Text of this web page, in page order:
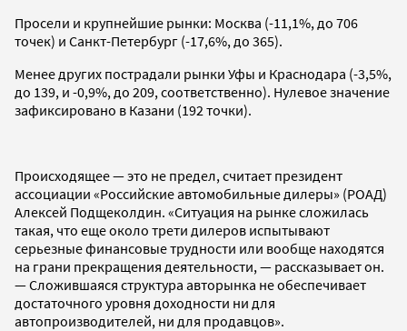
Просели и крупнейшие рынки: Москва (-11,1%, до 706
точек) и Санкт-Петербург (-17,6%, до 365).
Менее других пострадали рынки Уфы и Краснодара (-3,5%,
до 139, и -0,9%, до 209, соответственно). Нулевое значение
зафиксировано в Казани (192 точки).
Происходящее — это не предел, считает президент
ассоциации «Российские автомобильные дилеры» (РОАД)
Алексей Подщеколдин. «Ситуация на рынке сложилась
такая, что еще около трети дилеров испытывают
серьезные финансовые трудности или вообще находятся
на грани прекращения деятельности, — рассказывает он.
— Сложившаяся структура авторынка не обеспечивает
достаточного уровня доходности ни для
автопроизводителей, ни для продавцов».